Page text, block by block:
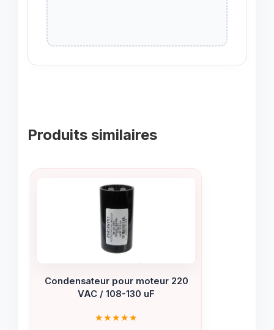
Produits similaires
Condensateur pour moteur 220
VAC / 108-130 uF